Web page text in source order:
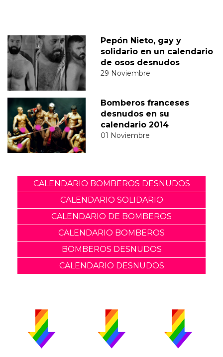
Pepón Nieto, gay y
solidario en un calendario
de osos desnudos
29 Noviembre
Bomberos franceses
desnudos en su
calendario 2014
01 Noviembre
CALENDARIO BOMBEROS DESNUDOS
CALENDARIO SOLIDARIO
CALENDARIO DE BOMBEROS
CALENDARIO BOMBEROS
BOMBEROS DESNUDOS
CALENDARIO DESNUDOS